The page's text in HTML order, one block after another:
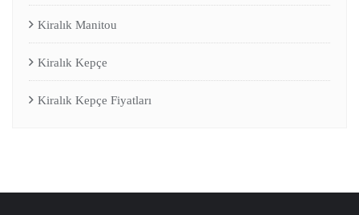
Kiralık Manitou
Kiralık Kepçe
Kiralık Kepçe Fiyatları